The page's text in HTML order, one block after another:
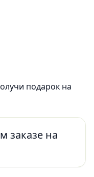
подарок на
заказе на